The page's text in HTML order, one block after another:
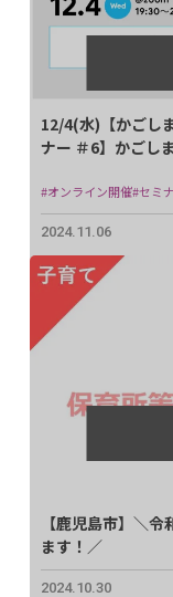
12/4(水)【かごし
ナー ＃6】かごし
#オンライン開催#セミ
2024.11.06
【鹿児島市】＼
ます！／
2024.10.30